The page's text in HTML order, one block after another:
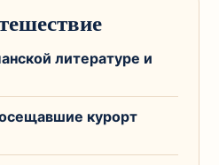
литературе и
курорт